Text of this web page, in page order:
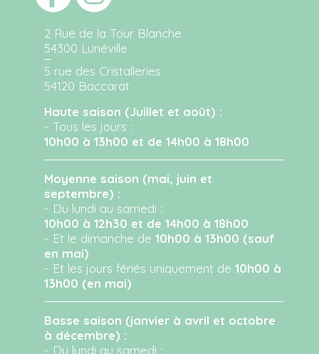
2 Rue de la Tour Blanche
54300 Lunéville
5 rue des Cristalleries
54120 Baccarat
Haute saison (Juillet et août) :
- Tous les jours :
10h00 à 13h00 et de 14h00 à 18h00
Moyenne saison (mai, juin et
septembre) :
- Du lundi au samedi :
10h00 à 12h30 et de 14h00 à 18h00
- Et le dimanche de10h00 à 13h00 (sauf
en mai)
- Et les jours fériés uniquement de10h00 à
13h00 (en mai)
Basse saison (janvier à avril et octobre
à décembre) :
- Du lundi au samedi :